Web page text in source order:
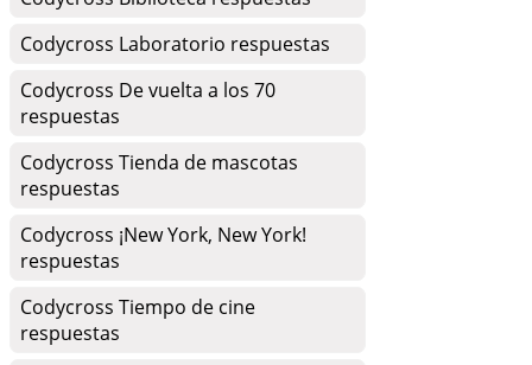
Codycross Laboratorio respuestas
Codycross De vuelta a los 70
respuestas
Codycross Tienda de mascotas
respuestas
Codycross ¡New York, New York!
respuestas
Codycross Tiempo de cine
respuestas